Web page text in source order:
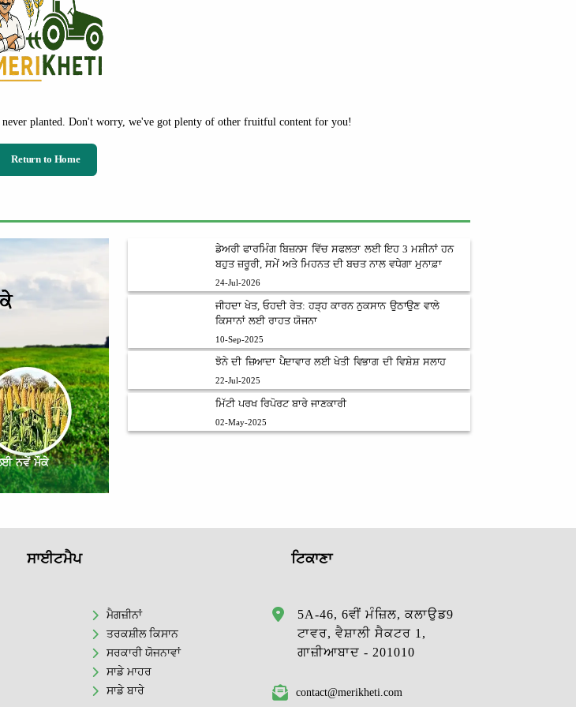
planted. Don't worry, we've got plenty of other fruitful content for you!
Return to Home
ਨਵੇਂ ਮੌਕੇ
ਡੇਅਰੀ ਫਾਰਮਿੰਗ ਬਿਜ਼ਨਸ ਵਿੱਚ ਸਫਲਤਾ ਲਈ ਇਹ 3 ਮਸ਼ੀਨਾਂ ਹਨ
ਬਹੁਤ ਜ਼ਰੂਰੀ, ਸਮੇਂ ਅਤੇ ਮਿਹਨਤ ਦੀ ਬਚਤ ਨਾਲ ਵਧੇਗਾ ਮੁਨਾਫ਼ਾ
24-Jul-2026
ਜੀਹਦਾ ਖੇਤ, ਓਹਦੀ ਰੇਤ: ਹੜ੍ਹ ਕਾਰਨ ਨੁਕਸਾਨ ਉਠਾਉਣ ਵਾਲੇ
ਕਿਸਾਨਾਂ ਲਈ ਰਾਹਤ ਯੋਜਨਾ
10-Sep-2025
ਝੋਨੇ ਦੀ ਜ਼ਿਆਦਾ ਪੈਦਾਵਾਰ ਲਈ ਖੇਤੀ ਵਿਭਾਗ ਦੀ ਵਿਸ਼ੇਸ਼ ਸਲਾਹ
22-Jul-2025
ਮਿੱਟੀ ਪਰਖ ਰਿਪੋਰਟ ਬਾਰੇ ਜਾਣਕਾਰੀ
02-May-2025
ਸਾਈਟਮੈਪ
ਮੈਗਜ਼ੀਨਾਂ
ਤਰਕਸ਼ੀਲ ਕਿਸਾਨ
ਸਰਕਾਰੀ ਯੋਜਨਾਵਾਂ
ਸਾਡੇ ਮਾਹਰ
ਸਾਡੇ ਬਾਰੇ
ਟਿਕਾਣਾ
5A-46, 6ਵੀਂ ਮੰਜ਼ਿਲ, ਕਲਾਉਡ9
ਟਾਵਰ, ਵੈਸ਼ਾਲੀ ਸੈਕਟਰ 1,
ਗਾਜ਼ੀਆਬਾਦ - 201010
contact@merikheti.com